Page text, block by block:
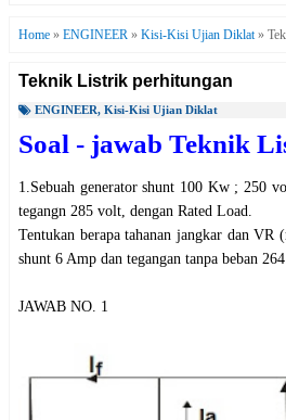
Home » ENGINEER » Kisi-Kisi Ujian Diklat»
Teknik Listrik perhitungan
ENGINEER, Kisi-Kisi Ujian Diklat
Soal - jawab Teknik
1.Sebuah generator shunt 100 Kw ; 250
tegangn 285 volt, dengan Rated Load.
Tentukan berapa tahanan jangkar dan VR
shunt 6 Amp dan tegangan tanpa beban
JAWAB NO. 1